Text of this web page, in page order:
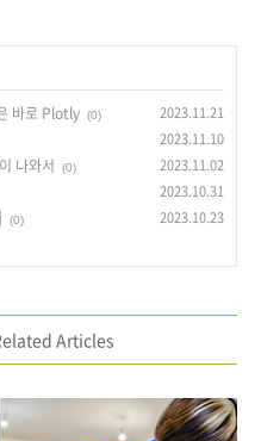
바로 Plotly (0) 2023.11.21
2023.11.10
나와서 (0) 2023.11.02
2023.10.31
(0) 2023.10.23
Articles